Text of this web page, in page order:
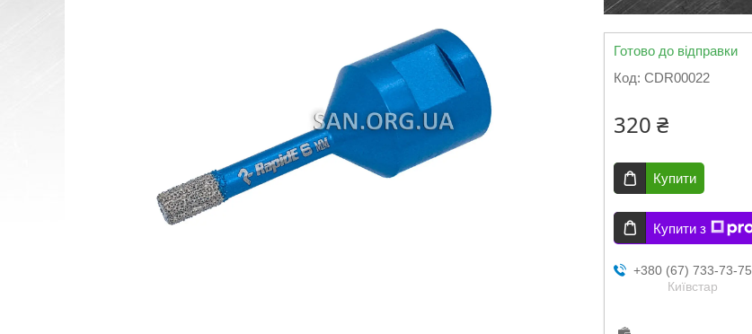
Готово до відправки
Код: CDR00022
320 ₴
Купити
Купити з
+380 (67) 733-73-75
Київстар